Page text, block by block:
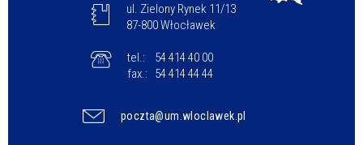
ul. Zielony Rynek 11/13
87-800 Włocławek
tel.:
54 414 40 00
fax.:
54 414 44 44
poczta@um.wloclawek.pl